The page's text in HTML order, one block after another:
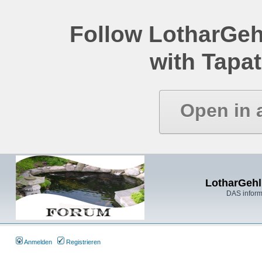
Follow
with
Open in
DAS
Anmelden Registrieren